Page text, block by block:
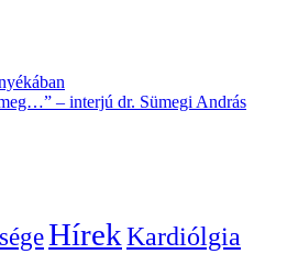
– interjú dr. Sümegi András
HírekKardiólgia